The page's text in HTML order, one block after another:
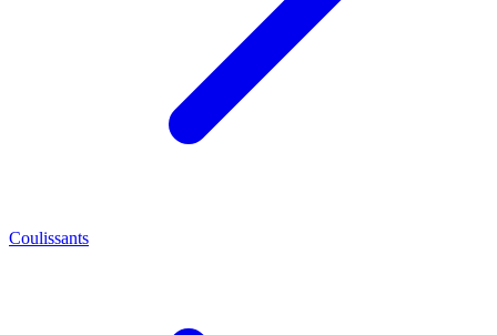
Coulissants